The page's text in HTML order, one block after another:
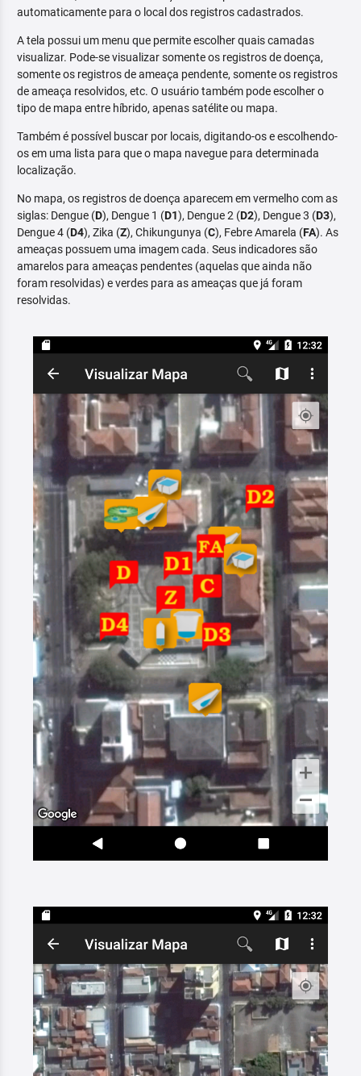
automaticamente para o local dos registros cadastrados.
A tela possui um menu que permite escolher quais camadas
visualizar. Pode-se visualizar somente os registros de doença,
somente os registros de ameaça pendente, somente os registros
de ameaça resolvidos, etc. O usuário também pode escolher o
tipo de mapa entre híbrido, apenas satélite ou mapa.
Também é possível buscar por locais, digitando-os e escolhendo-
os em uma lista para que o mapa navegue para determinada
localização.
No mapa, os registros de doença aparecem em vermelho com as
siglas: Dengue (D), Dengue 1 (D1), Dengue 2 (D2), Dengue 3 (D3),
Dengue 4 (D4), Zika (Z), Chikungunya (C), Febre Amarela (FA). As
ameaças possuem uma imagem cada. Seus indicadores são
amarelos para ameaças pendentes (aquelas que ainda não
foram resolvidas) e verdes para as ameaças que já foram
resolvidas.